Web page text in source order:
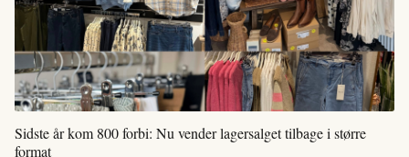
Sidste år kom 800 forbi: Nu vender lagersalget tilbage i større
format